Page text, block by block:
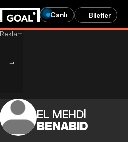
Canlı Biletler
EL MEHDI
BENABID